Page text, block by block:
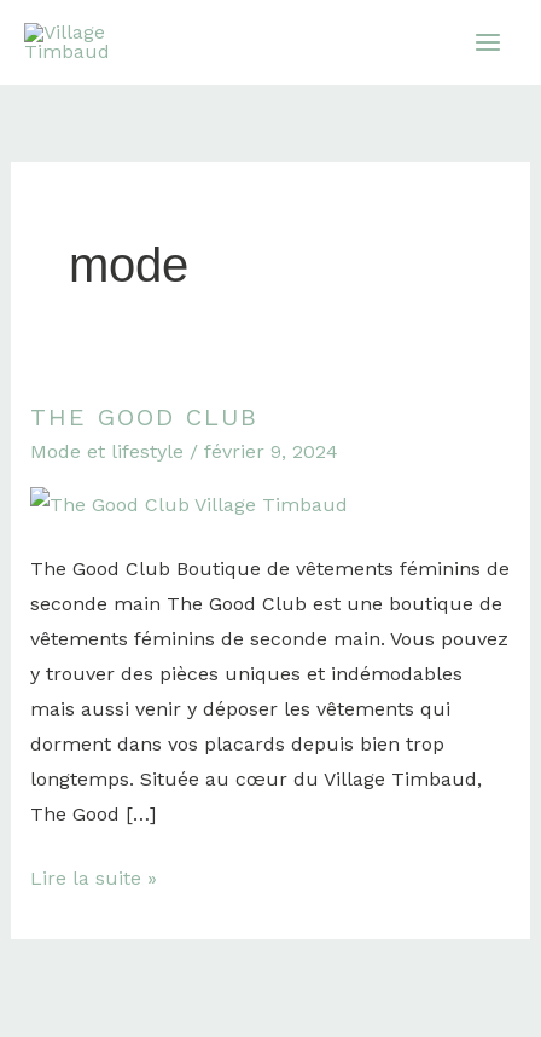
mode
THE GOOD CLUB
Mode et lifestyle / février 9, 2024
The Good Club Boutique de vêtements féminins de
seconde main The Good Club est une boutique de
vêtements féminins de seconde main. Vous pouvez
y trouver des pièces uniques et indémodables
mais aussi venir y déposer les vêtements qui
dorment dans vos placards depuis bien trop
longtemps. Située au cœur du Village Timbaud,
The Good […]
The
Good
Club
Lire la suite »